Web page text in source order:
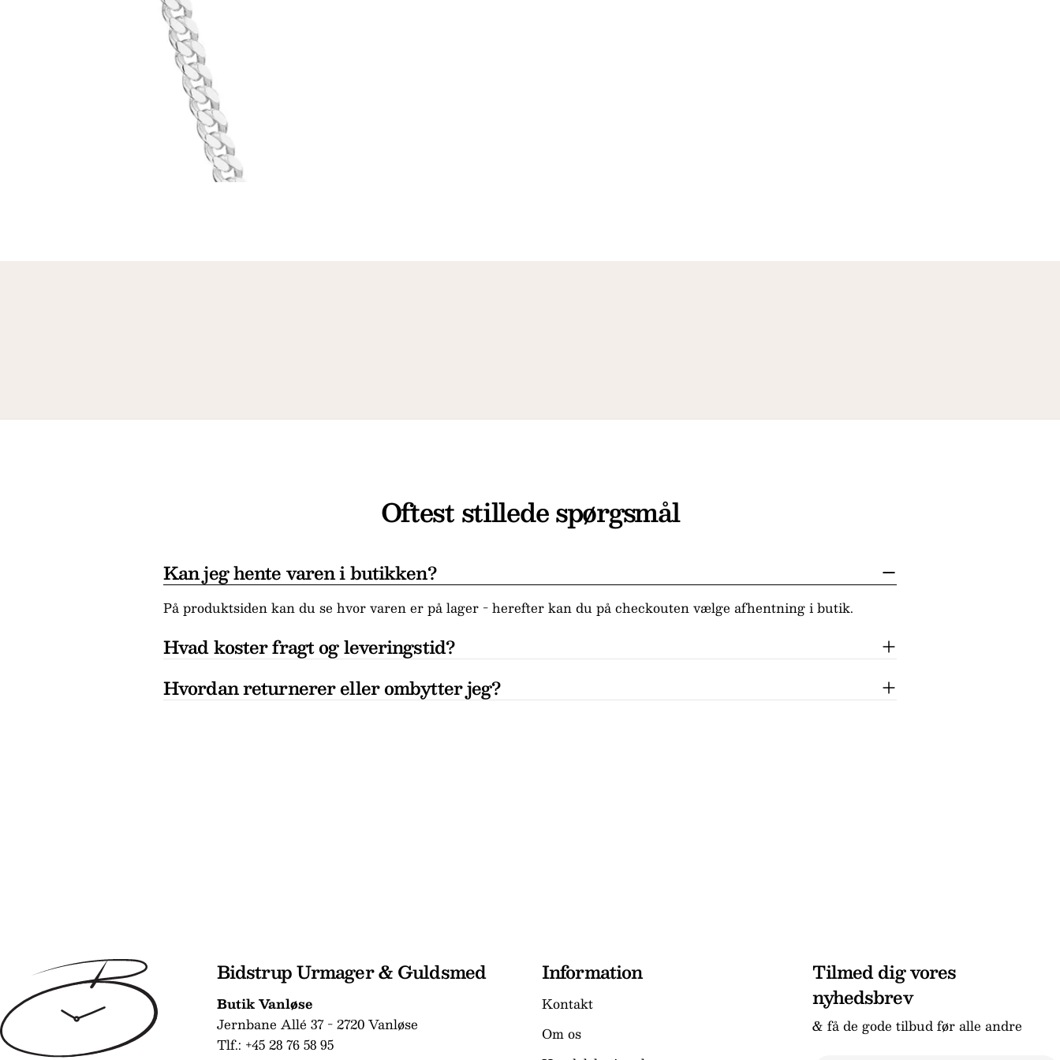
Oftest stillede spørgsmål
Kan jeg hente varen i butikken?
På produktsiden kan du se hvor varen er på lager - herefter kan du på checkouten vælge afhentning i butik.
Hvad koster fragt og leveringstid?
Hvordan returnerer eller ombytter jeg?
Bidstrup Urmager & Guldsmed
Butik Vanløse
Jernbane Allé 37 - 2720 Vanløse
Tlf.: +45 28 76 58 95
Information
Kontakt
Om os
Tilmed dig vores
nyhedsbrev
& få de gode tilbud før alle andre